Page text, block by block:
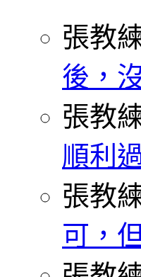
張教
後，
張教
順利
張教
可，